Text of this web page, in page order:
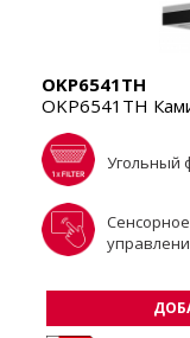
OKP6541TH
OKP6541TH
Угольный
Cенсорное